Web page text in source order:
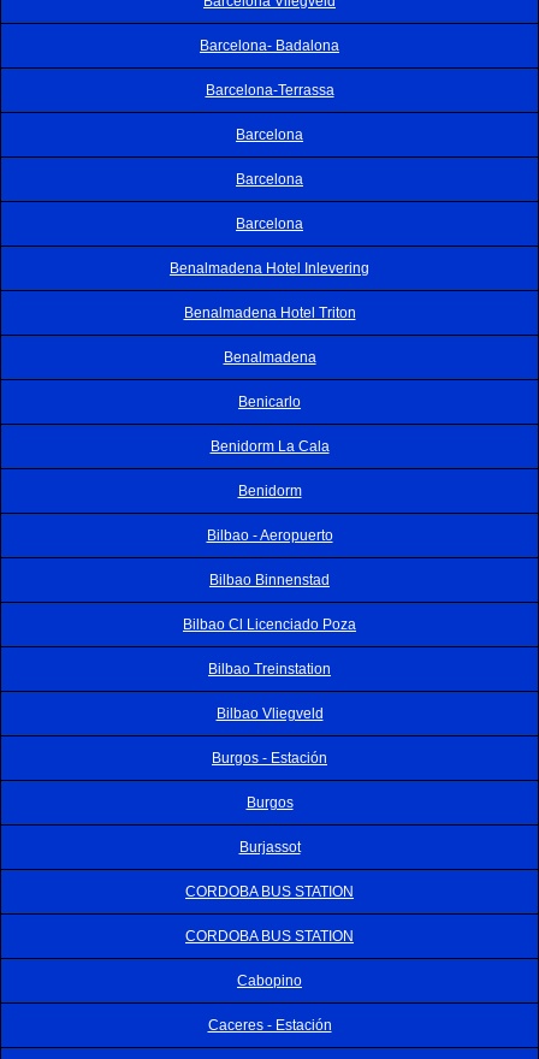
Barcelona- Badalona
Barcelona-Terrassa
Barcelona
Barcelona
Barcelona
Benalmadena Hotel Inlevering
Benalmadena Hotel Triton
Benalmadena
Benicarlo
Benidorm La Cala
Benidorm
Bilbao - Aeropuerto
Bilbao Binnenstad
Bilbao Cl Licenciado Poza
Bilbao Treinstation
Bilbao Vliegveld
Burgos - Estación
Burgos
Burjassot
CORDOBA BUS STATION
CORDOBA BUS STATION
Cabopino
Caceres - Estación